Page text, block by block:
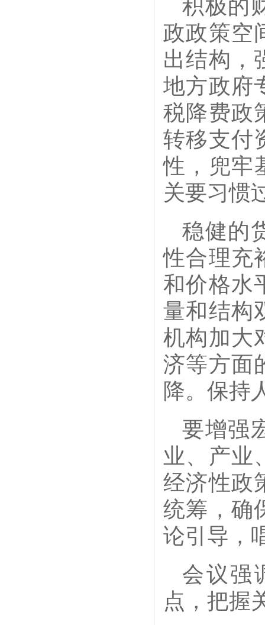
积极的
政政策空
出结构，
地方政府
税降费政
转移支付
性，兜牢
关要习惯
稳健的
性合理充
和价格水
量和结构
机构加大
济等方面
降。保持
要增强
业、产业
经济性政
统筹，确
论引导，
会议强
点，把握